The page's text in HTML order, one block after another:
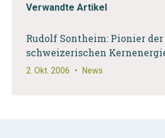
Verwandte Artikel
Rudolf Sontheim: Pionier der
schweizerischen
2. Okt. 2006 • News